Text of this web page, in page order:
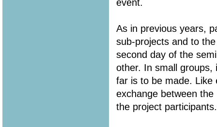
event.
As in previous years,
sub-projects and to
second day of the
other. In small groups,
far is to be made. Like
exchange between
the project participants.